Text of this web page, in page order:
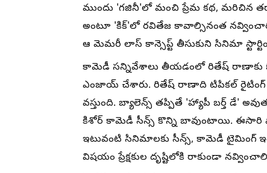
ముందు 'గజినీ'లో మంచి ప్రేమ కథ,
అంటూ 'కిక్'లో రవితేజ కావాల్సినంత
ఆ మెమరీ లాస్ కాన్సెప్ట్ తీసుకుని సినిమా
కామెడీ సన్నివేశాలు తీయడంలో రితేష్ రాణాకు ఓ
ఎంజాయ్ చేశారు. రితేష్ రాణాది టిపికల్ రైటింగ్
వస్తుంది. బ్యాలెన్స్ తప్పితే 'హ్యాపీ బర్త్ డే'
కిశోర్ కామెడీ సీన్స్ కొన్ని బావుంటాయి. ఈసారి
ఇటువంటి సినిమాలకు సీన్స్, కామెడీ టైమింగ్
విషయం ప్రేక్షకుల దృష్టిలోకి రాకుండా